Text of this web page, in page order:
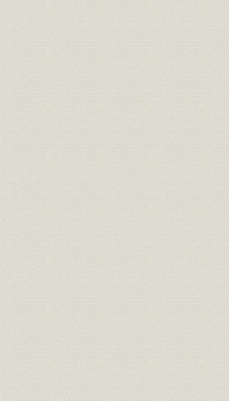
沿革
昭和55年(1980年)~平成15年
(2003年)
平成2年
(2003年)
経営者 創業者 安田善次郎 [明治5年
事業所
錦絵に描かれた日本橋小舟町の
「安田商店」
[慶応2年
事業所 第三国立銀行 [明治9年
関係会社 安田系銀行・会社一覧 大正10年
経営理念
安田善次郎の事業観を表す「今
日一日之事」